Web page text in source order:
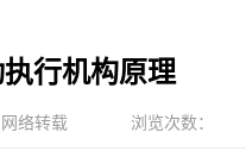
执行机构原理
网络转载 浏览次数：